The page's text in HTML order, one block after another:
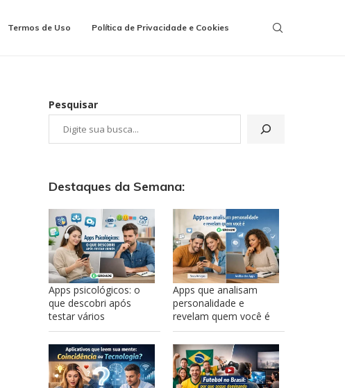
Termos de Uso Política de Privacidade e Cookies
Pesquisar
Destaques da Semana:
Apps psicológicos: o
que descobri após
testar vários
Apps que analisam
personalidade e
revelam quem você é